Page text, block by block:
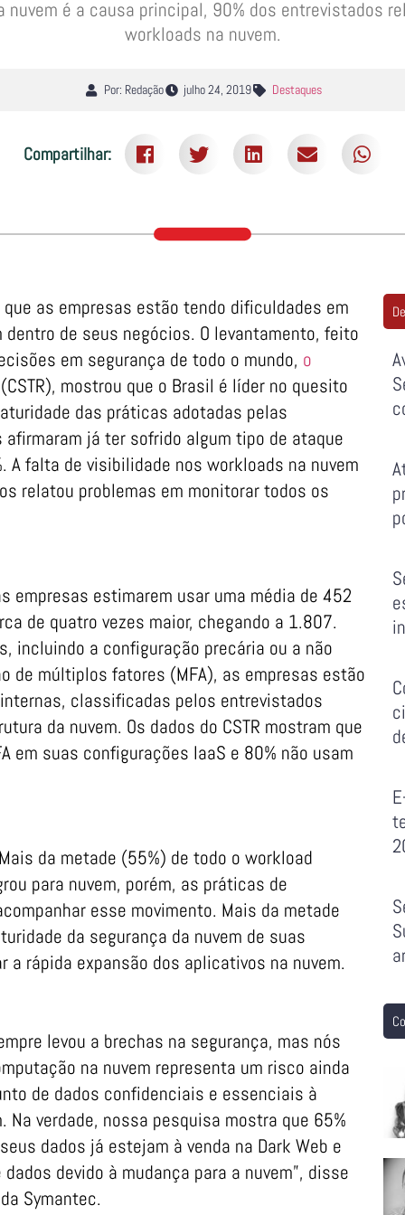
é a causa principal, 90% dos entrevistados
workloads na nuvem.
Por: Redação julho 24, 2019 Destaques
Compartilhar:
as empresas estão tendo dificuldades em
de seus negócios. O levantamento, feito
em segurança de todo o mundo, o
mostrou que o Brasil é líder no quesito
das práticas adotadas pelas
já ter sofrido algum tipo de ataque
A falta de visibilidade nos workloads na nuvem
relatou problemas em monitorar todos os
empresas estimarem usar uma média de 452
de quatro vezes maior, chegando a 1.807.
incluindo a configuração precária ou a não
de múltiplos fatores (MFA), as empresas estão
classificadas pelos entrevistados
da nuvem. Os dados do CSTR mostram que
em suas configurações IaaS e 80% não usam
da metade (55%) de todo o workload
para nuvem, porém, as práticas de
esse movimento. Mais da metade
da segurança da nuvem de suas
a rápida expansão dos aplicativos na nuvem.
levou a brechas na segurança, mas nós
na nuvem representa um risco ainda
de dados confidenciais e essenciais à
Na verdade, nossa pesquisa mostra que 65%
dados já estejam à venda na Dark Web e
devido à mudança para a nuvem”, disse
Symantec.